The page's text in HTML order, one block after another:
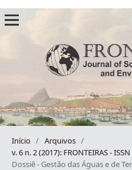
Início / Arquivos /
v. 6 n. 2 (2017): FRONTEIRAS -
Dossiê - Gestão das Águas e de